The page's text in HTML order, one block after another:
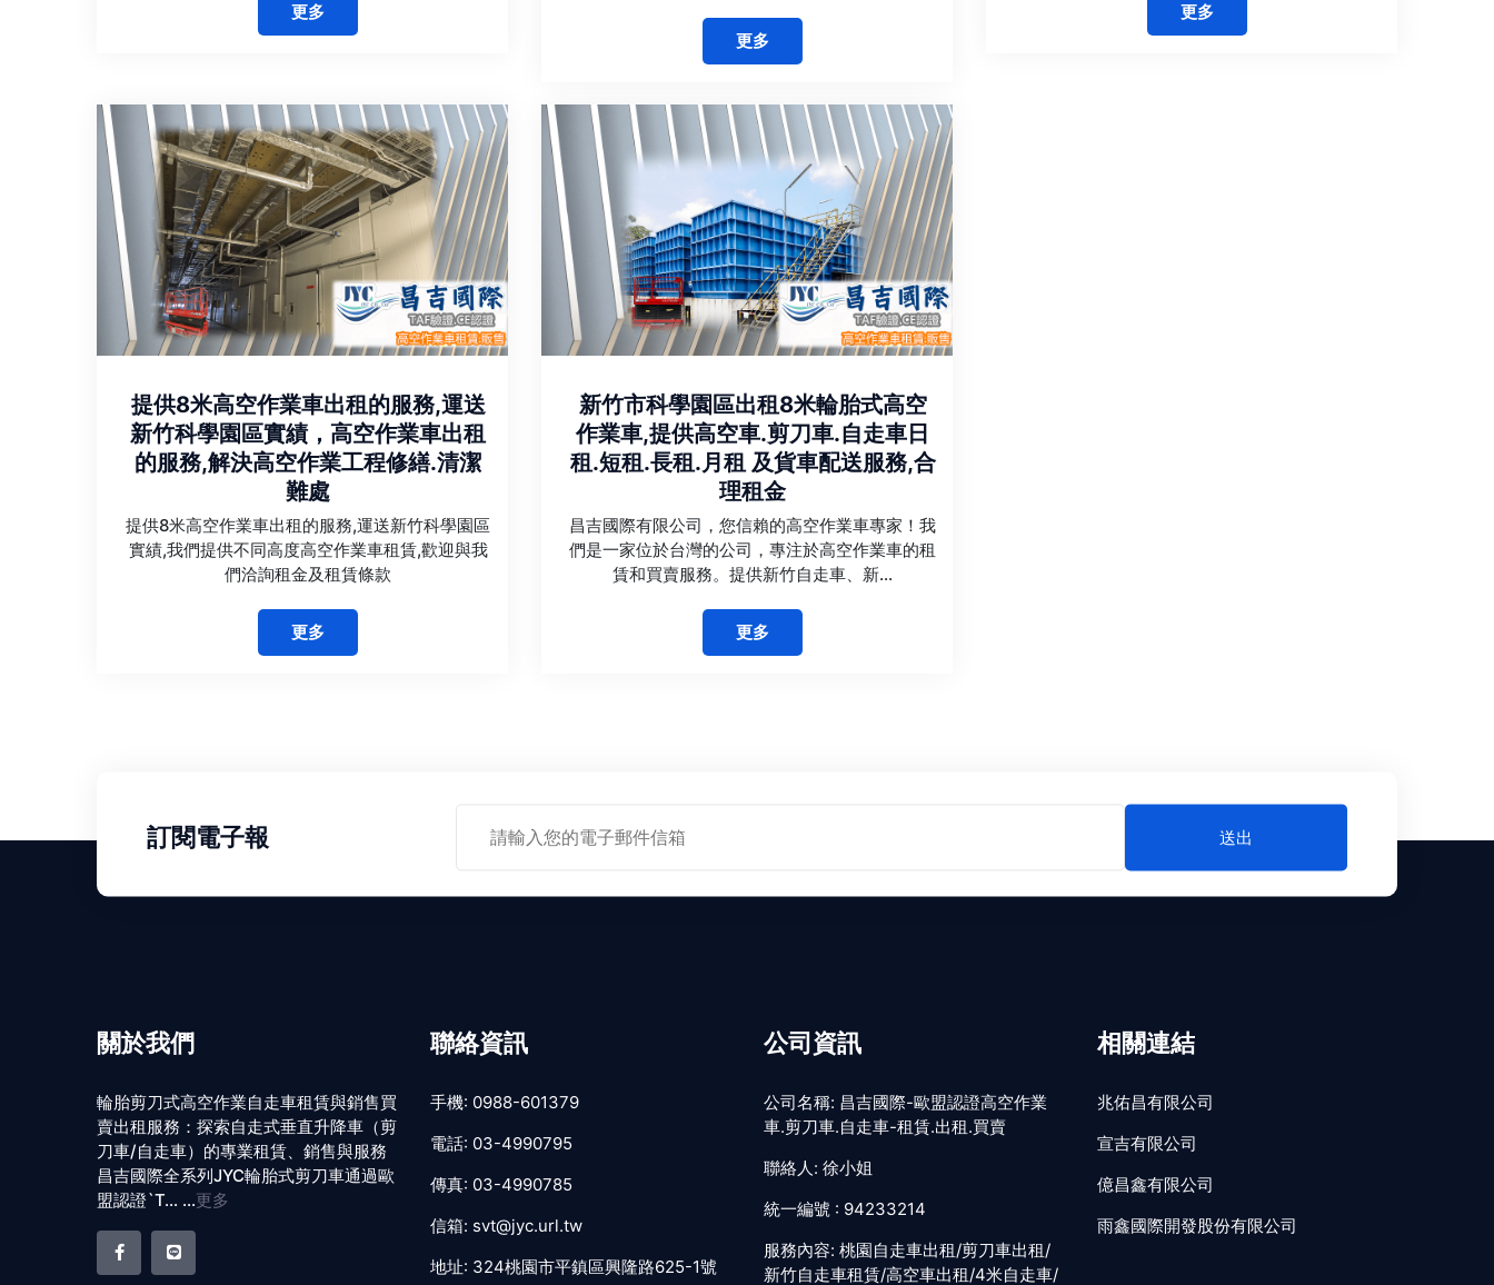
更多
更多
更多
提供8米高空作業車出租的服務,運送
新竹科學園區實績，高空作業車出租
的服務,解決高空作業工程修繕.清潔
難處
提供8米高空作業車出租的服務,運送新竹科學園區
實績,我們提供不同高度高空作業車租賃,歡迎與我
們洽詢租金及租賃條款
更多
新竹市科學園區出租8米輪胎式高空
作業車,提供高空車.剪刀車.自走車日
租.短租.長租.月租 及貨車配送服務,合
理租金
昌吉國際有限公司，您信賴的高空作業車專家！我
們是一家位於台灣的公司，專注於高空作業車的租
賃和買賣服務。提供新竹自走車、新...
更多
訂閱電子報 送出
關於我們
輪胎剪刀式高空作業自走車租賃與銷售買
賣出租服務：探索自走式垂直升降車（剪
刀車/自走車）的專業租賃、銷售與服務
昌吉國際全系列JYC輪胎式剪刀車通過歐
盟認證`T... ...更多
聯絡資訊
手機: 0988-601379
電話: 03-4990795
傳真: 03-4990785
信箱: svt@jyc.url.tw
地址: 324桃園市平鎮區興隆路625-1號
公司資訊
公司名稱: 昌吉國際-歐盟認證高空作業
車.剪刀車.自走車-租賃.出租.買賣
聯絡人: 徐小姐
統一編號 : 94233214
服務內容: 桃園自走車出租/剪刀車出租/
新竹自走車租賃/高空車出租/4米自走車/
相關連結
兆佑昌有限公司
宣吉有限公司
億昌鑫有限公司
雨鑫國際開發股份有限公司